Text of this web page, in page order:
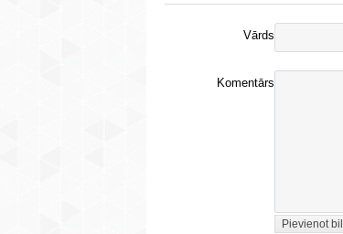
Vārds
Komentārs
Pievienot